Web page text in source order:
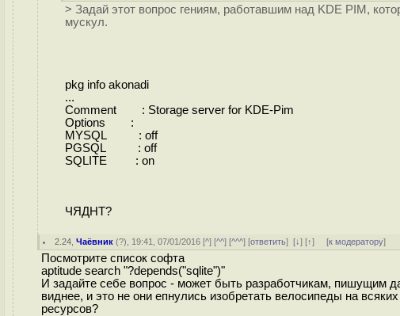
> Задай этот вопрос гениям, работавшим над KDE PIM,
мускул.
pkg info akonadi
...
Comment : Storage server for KDE-Pim
Options :
MYSQL : off
PGSQL : off
SQLITE : on
ЧЯДНТ?
2.24 ,Чаёвник (?), 19:41, 07/01/2016 [^] [^^] [^^^] [ответить][↓] [↑] [к модератору]
Посмотрите список софта
aptitude search "?depends("sqlite")"
И задайте себе вопрос - может быть разработчикам, пишущим
виднее, и это не они епнулись изобретать велосипеды на
ресурсов?